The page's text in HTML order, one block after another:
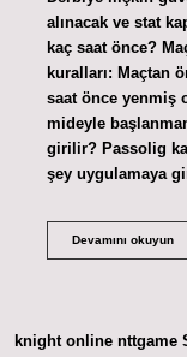
alınacak ve stat
kaç saat önce?
kuralları: Maçtan
saat önce yenmiş
mideyle
girilir? Passolig
şey uygulamaya
Devamını okuyun
knight online nttgame